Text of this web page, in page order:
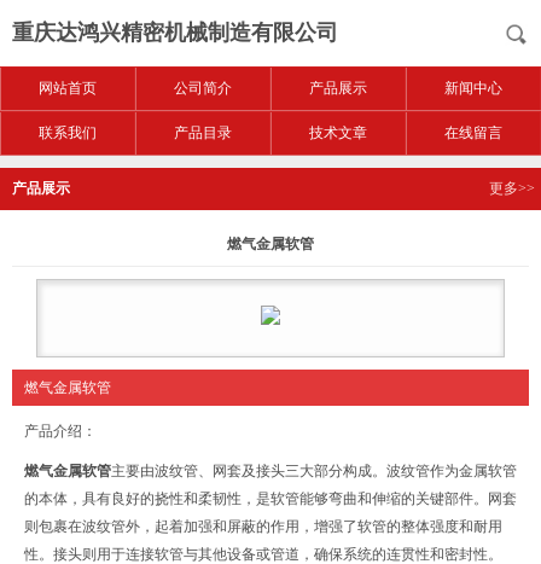
重庆达鸿兴精密机械制造有限公司
网站首页 公司简介 产品展示 新闻中心
联系我们 产品目录 技术文章 在线留言
产品展示 更多>>
燃气金属软管
燃气金属软管
产品介绍：
燃气金属软管主要由波纹管、网套及接头三大部分构成。波纹管作为金属软管
的本体，具有良好的挠性和柔韧性，是软管能够弯曲和伸缩的关键部件。网套
则包裹在波纹管外，起着加强和屏蔽的作用，增强了软管的整体强度和耐用
性。接头则用于连接软管与其他设备或管道，确保系统的连贯性和密封性。